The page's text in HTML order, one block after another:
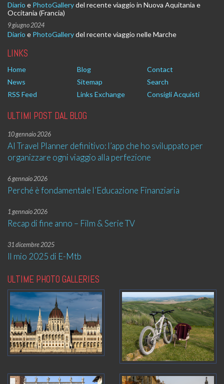
Diario e PhotoGallerydel recente viaggio in Nuova Aquitania e
Occitania (Francia)
9 giugno 2024
Diario e PhotoGallerydel recente viaggio nelle Marche
LINKS
Home Blog
Contact
News
Sitemap
Search
RSS Feed
Links Exchange Consigli Acquisti
ULTIMI POST DAL BLOG
10 gennaio 2026
AI Travel Planner definitivo: l’app che ho sviluppato per
organizzare ogni viaggio alla perfezione
6 gennaio 2026
Perché è fondamentale l’Educazione Finanziaria
1 gennaio 2026
Recap di fine anno – Film & Serie TV
31 dicembre 2025
Il mio 2025 di E-Mtb
ULTIME PHOTO GALLERIES